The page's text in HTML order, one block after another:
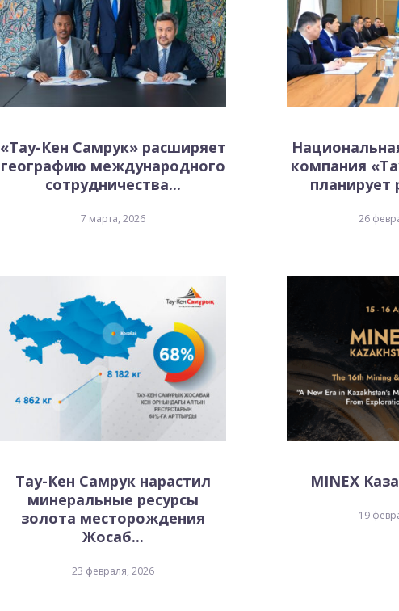
«Тау-Кен Самрук» расширяет
географию международного
сотрудничества...
7 марта, 2026
компания
планирует
26
Тау-Кен Самрук нарастил
минеральные ресурсы
золота месторождения
Жосаб...
23 февраля, 2026
MINEX
19